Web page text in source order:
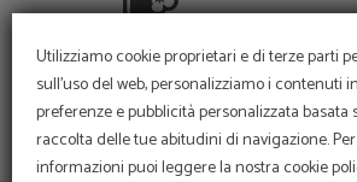
Utilizziamo cookie proprietari e di terze parti
sull'uso del web, personalizziamo i contenuti
preferenze e pubblicità personalizzata basata
raccolta delle tue abitudini di navigazione.
informazioni puoi leggere la nostra cookie
Linea cortesia